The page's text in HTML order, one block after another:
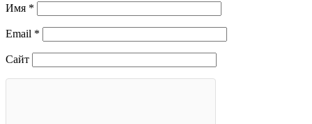
Имя *
Email *
Сайт